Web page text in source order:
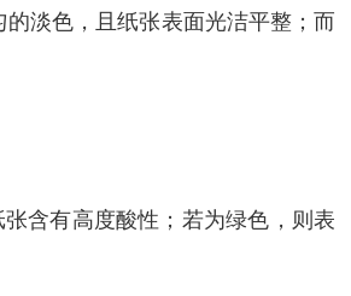
淡色，且纸张表面光洁平整；而
含有高度酸性；若为绿色，则表